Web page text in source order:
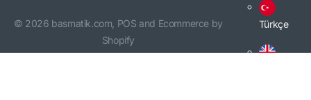
© 2026 basmatik.com, POS and Ecommerce by
Shopify
Türkçe